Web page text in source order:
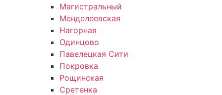
Магистральный
Менделеевская
Нагорная
Одинцово
Павелецкая Сити
Покровка
Рощинская
Сретенка